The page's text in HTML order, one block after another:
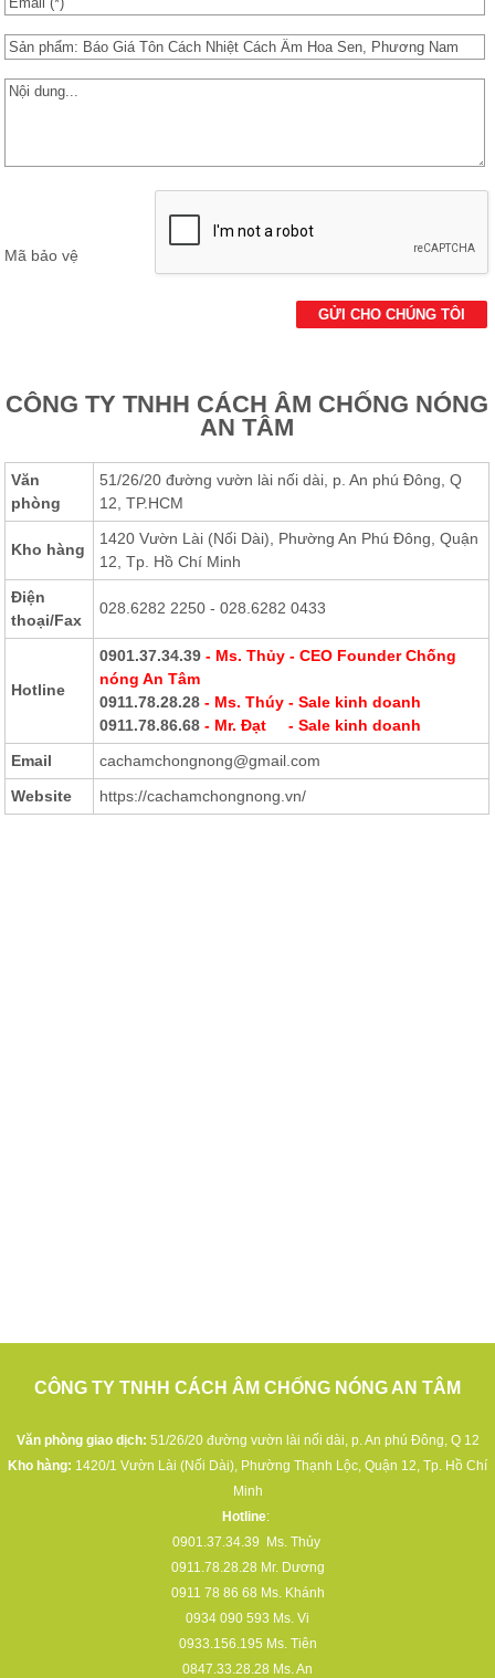
Các Loại Cửa
Ốc Vít
Cuộn Inox
Vật liệu Bảo Ôn | Cách Âm Chống Nóng An Tâm
Tấm lấy Sáng polycarbonate
Mã bảo vệ
CÔNG TY TNHH CÁCH ÂM CHỐNG NÓNG
AN TÂM
Văn
phòng
51/26/20 đường vườn lài nối dài, p. An phú Đông, Q
12, TP.HCM
Kho hàng
1420 Vườn Lài (Nối Dài), Phường An Phú Đông, Quận
12, Tp. Hồ Chí Minh
Điện
thoại/Fax
028.6282 2250 - 028.6282 0433
Hotline
0901.37.34.39 - Ms. Thủy - CEO Founder Chống
nóng An Tâm
0911.78.28.28 - Ms. Thúy - Sale kinh doanh
0911.78.86.68 - Mr. Đạt - Sale kinh doanh
Email
cachamchongnong@gmail.com
Website
https://cachamchongnong.vn/
CÔNG TY TNHH CÁCH ÂM CHỐNG NÓNG AN TÂM
Văn phòng giao dịch: 51/26/20 đường vườn lài nối dài, p. An phú Đông, Q 12
Kho hàng: 1420/1 Vườn Lài (Nối Dài), Phường Thạnh Lộc, Quận 12, Tp. Hồ Chí
Minh
Hotline:
0901.37.34.39
Ms. Thủy
0911.78.28.28 Mr. Dương
0911 78 86 68 Ms. Khánh
0934 090 593 Ms. Vi
0933.156.195 Ms. Tiên
0847.33.28.28 Ms. An